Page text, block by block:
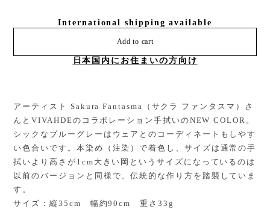
International shipping available
Add to cart
日本国内にお住まいの方向け
アーティスト Sakura Fantasma（サクラ ファンタスマ）さ
んとVIVAHDEのコラボレーション手拭いのNEW COLOR。
シックなブルーグレーはウェアとのコーディネートもしやす
い色合いです。本染め（注染）で着色し、サイズは通常の手
拭いより高さが1cm大きい岡というサイズになっているのは
以前のバージョンと同様で、伝統的な作り方を踏襲していま
す。
サイズ：縦35cm 幅約90cm 重さ33g